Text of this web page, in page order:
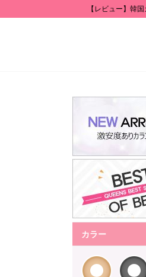
【レビュー】韓
カラー